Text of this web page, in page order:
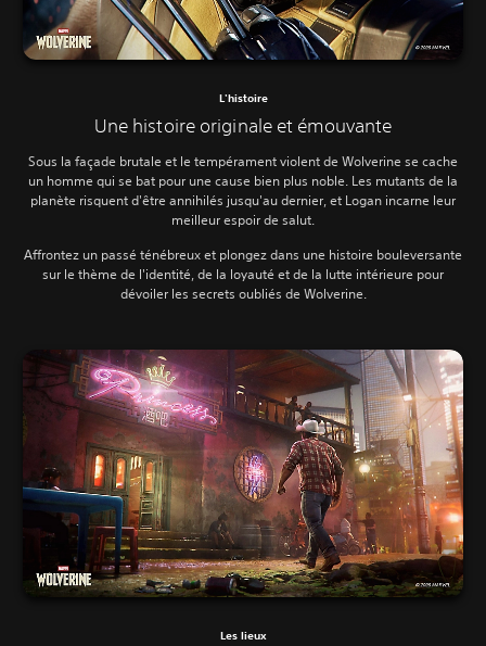
L'histoire
Une histoire originale et émouvante
Sous la façade brutale et le tempérament violent de Wolverine se cache
un homme qui se bat pour une cause bien plus noble. Les mutants de la
planète risquent d'être annihilés jusqu'au dernier, et Logan incarne leur
meilleur espoir de salut.
Affrontez un passé ténébreux et plongez dans une histoire bouleversante
sur le thème de l'identité, de la loyauté et de la lutte intérieure pour
dévoiler les secrets oubliés de Wolverine.
Les lieux